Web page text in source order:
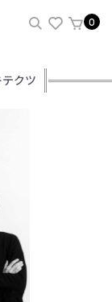
0
テクツ